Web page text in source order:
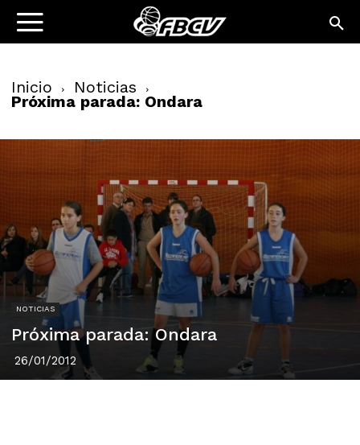
Inicio Noticias
Próxima parada: Ondara
NOTICIAS
Próxima parada: Ondara
26/01/2012